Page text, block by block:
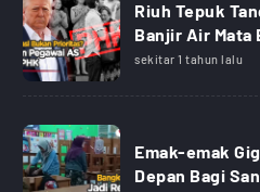
Riuh Tepuk
Banjir Air Mata
sekitar 1 tahun lalu
Emak-emak
Depan Bagi